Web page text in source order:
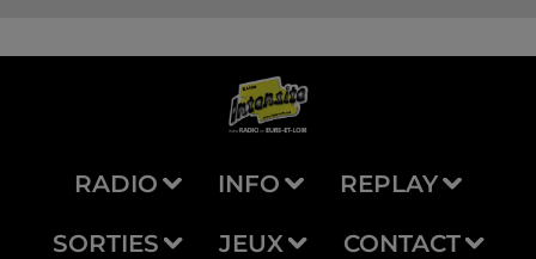
RADIO INFO REPLAY
SORTIES JEUX CONTACT